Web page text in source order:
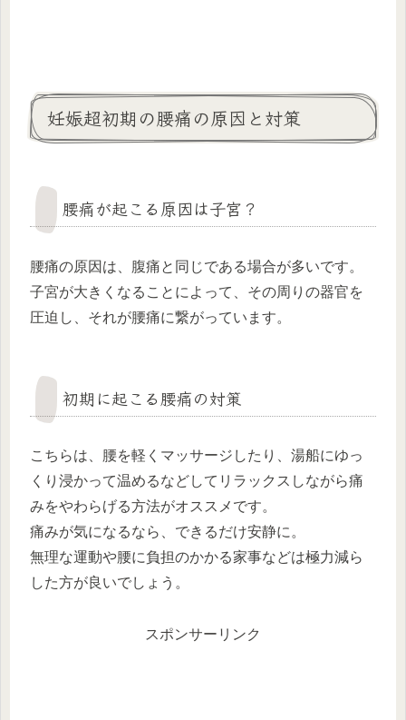
妊娠超初期の腰痛の原因と対策
腰痛が起こる原因は子宮？
腰痛の原因は、腹痛と同じである場合が多いです。
子宮が大きくなることによって、その周りの器官を
圧迫し、それが腰痛に繋がっています。
初期に起こる腰痛の対策
こちらは、腰を軽くマッサージしたり、湯船にゆっ
くり浸かって温めるなどしてリラックスしながら痛
みをやわらげる方法がオススメです。
痛みが気になるなら、できるだけ安静に。
無理な運動や腰に負担のかかる家事などは極力減ら
した方が良いでしょう。
スポンサーリンク